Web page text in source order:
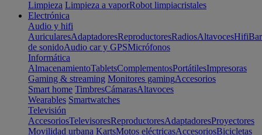
Limpieza Limpieza a vaporRobot limpiacristales
Electrónica
Audio y hifi
AuricularesAdaptadoresReproductoresRadiosAltavocesHifi
de sonidoAudio car y GPSMicrófonos
Informática
AlmacenamientoTabletsComplementosPortátilesImpresoras
Gaming & streaming Monitores gamingAccesorios
Smart home TimbresCámarasAltavoces
Wearables Smartwatches
Televisión
AccesoriosTelevisoresReproductoresAdaptadoresProyectores
Movilidad urbana KartsMotos eléctricasAccesoriosBicicletas